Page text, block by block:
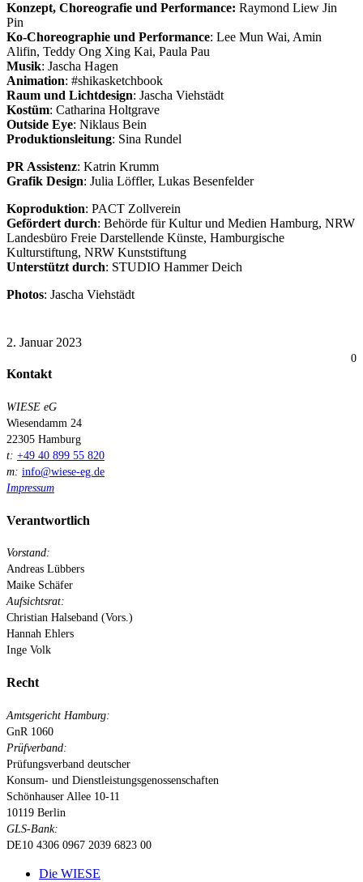
Konzept, Choreografie und Performance: Raymond Liew Jin
Pin
Ko-Choreographie und Performance: Lee Mun Wai, Amin
Alifin, Teddy Ong Xing Kai, Paula Pau
Musik: Jascha Hagen
Animation: #shikasketchbook
Raum und Lichtdesign: Jascha Viehstädt
Kostüm: Catharina Holtgrave
Outside Eye: Niklaus Bein
Produktionsleitung: Sina Rundel
PR Assistenz: Katrin Krumm
Grafik Design: Julia Löffler, Lukas Besenfelder
Koproduktion: PACT Zollverein
Gefördert durch: Behörde für Kultur und Medien Hamburg, NRW
Landesbüro Freie Darstellende Künste, Hamburgische
Kulturstiftung, NRW Kunststiftung
Unterstützt durch: STUDIO Hammer Deich
Photos: Jascha Viehstädt
2. Januar 2023
0
Kontakt
WIESE eG
Wiesendamm 24
22305 Hamburg
t: +49 40 899 55 820
m: info@wiese-eg.de
Impressum
Verantwortlich
Vorstand:
Andreas Lübbers
Maike Schäfer
Aufsichtsrat:
Christian Halseband (Vors.)
Hannah Ehlers
Inge Volk
Recht
Amtsgericht Hamburg:
GnR 1060
Prüfverband:
Prüfungsverband deutscher
Konsum- und Dienstleistungsgenossenschaften
Schönhauser Allee 10-11
10119 Berlin
GLS-Bank:
DE10 4306 0967 2039 6823 00
Close
Die WIESE